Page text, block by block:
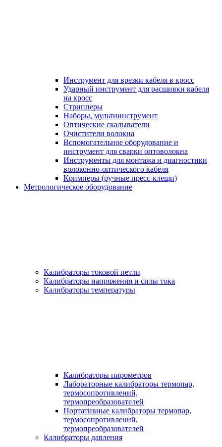
Инструмент для врезки кабеля в кросс
Ударный инструмент для расшивки кабеля
на кросс
Стрипперы
Наборы, мультиинструмент
Оптические скалыватели
Очистители волокна
Вспомогательное оборудование и
инструмент для сварки оптоволокна
Инструменты для монтажа и диагностики
волоконно-оптического кабеля
Кримперы (ручные пресс-клещи)
Метрологическое оборудование
Калибраторы токовой петли
Калибраторы напряжения и силы тока
Калибраторы температуры
Калибраторы пирометров
Лабораторные калибраторы термопар,
термосопротивлений,
термопреобразователей
Портативные калибраторы термопар,
термосопротивлений,
термопреобразователей
Калибраторы давления